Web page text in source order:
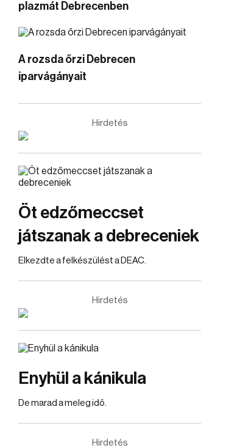
plazmát Debrecenben
A rozsda őrzi Debrecen
iparvágányait
Hirdetés
Öt edzőmeccset
játszanak a debreceniek
Elkezdte a felkészülést a DEAC.
Hirdetés
Enyhül a kánikula
De marad a meleg idő.
Hirdetés